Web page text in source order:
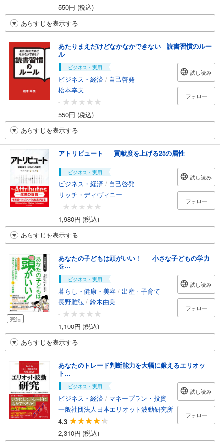
550円 (税込)
あらすじを表示する
あたりまえだけどなかなかできない 読書習慣のルー
ル
ビジネス・実用
ビジネス・経済 / 自己啓発
松本幸夫
-
550円 (税込)
試し読み
フォロー
あらすじを表示する
アトリビュート ──貢献度を上げる25の属性
ビジネス・実用
ビジネス・経済 / 自己啓発
リッチ・ディヴィニー
-
1,980円 (税込)
試し読み
フォロー
あらすじを表示する
完結
あなたの子どもは頭がいい！ ──小さな子どもの学力
を...
ビジネス・実用
暮らし・健康・美容 / 出産・子育て
長野雅弘 / 鈴木由美
-
1,100円 (税込)
試し読み
フォロー
あらすじを表示する
あなたのトレード判断能力を大幅に鍛えるエリオッ
ト...
ビジネス・実用
ビジネス・経済 / マネープラン・投資
一般社団法人日本エリオット波動研究所
4.3
2,310円 (税込)
試し読み
フォロー